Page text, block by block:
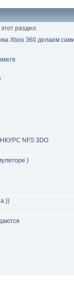
раздел.
Xbox 360 делаем
NFS 3DO
)
))